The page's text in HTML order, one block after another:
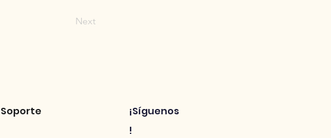
Next
¡Síguenos
!
Soporte